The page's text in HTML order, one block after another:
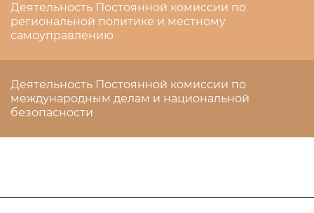
Деятельность Постоянной комиссии по
региональной политике и местному
самоуправлению
Деятельность Постоянной комиссии по
международным делам и национальной
безопасности